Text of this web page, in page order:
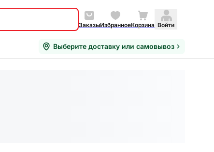
ЗаказыИзбранноеКорзина Войти
Выберите доставку или самовывоз